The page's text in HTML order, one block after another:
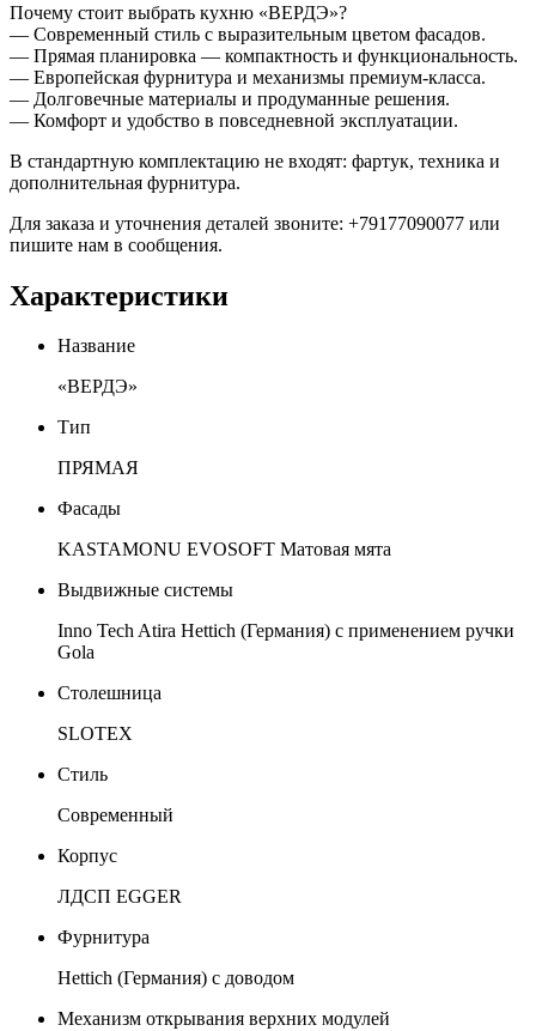
Почему стоит выбрать кухню «ВЕРДЭ»?
— Современный стиль с выразительным цветом фасадов.
— Прямая планировка — компактность и функциональность.
— Европейская фурнитура и механизмы премиум-класса.
— Долговечные материалы и продуманные решения.
— Комфорт и удобство в повседневной эксплуатации.
В стандартную комплектацию не входят: фартук, техника и
дополнительная фурнитура.
Для заказа и уточнения деталей звоните: +79177090077 или
пишите нам в сообщения.
Характеристики
Название
«ВЕРДЭ»
Тип
ПРЯМАЯ
Фасады
KASTAMONU EVOSOFT Матовая мята
Выдвижные системы
Inno Tech Atira Hettich (Германия) с применением ручки
Gola
Столешница
SLOTEX
Стиль
Современный
Корпус
ЛДСП EGGER
Фурнитура
Hettich (Германия) c доводом
Механизм открывания верхних модулей